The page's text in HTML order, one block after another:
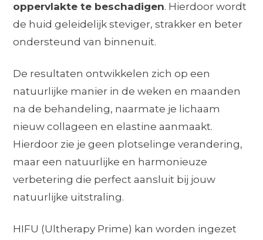
oppervlakte te beschadigen. Hierdoor wordt
de huid geleidelijk steviger, strakker en beter
ondersteund van binnenuit.
De resultaten ontwikkelen zich op een
natuurlijke manier in de weken en maanden
na de behandeling, naarmate je lichaam
nieuw collageen en elastine aanmaakt.
Hierdoor zie je geen plotselinge verandering,
maar een natuurlijke en harmonieuze
verbetering die perfect aansluit bij jouw
natuurlijke uitstraling.
HIFU (Ultherapy Prime) kan worden ingezet